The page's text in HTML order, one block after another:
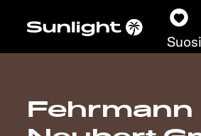
Matkailuautot